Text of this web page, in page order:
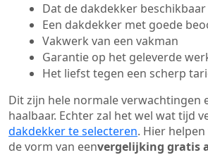
Dat de dakdekker beschikbaar
Een dakdekker met goede
Vakwerk van een vakman
Garantie op het geleverde
Het liefst tegen een scherp
Dit zijn hele normale verwachtingen
haalbaar. Echter zal het wel wat tijd
dakdekker te selecteren. Hier
de vorm van eenvergelijking gratis